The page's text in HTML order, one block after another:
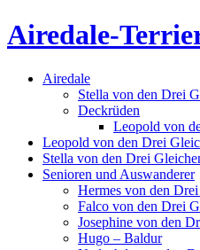
Airedale-
Airedale
Stella von den Drei
Deckrüden
Leopold von
Leopold von den Drei
Stella von den Drei
Senioren und Auswanderer
Hermes von den
Falco von den Drei
Josephine von den
Hugo – Baldur